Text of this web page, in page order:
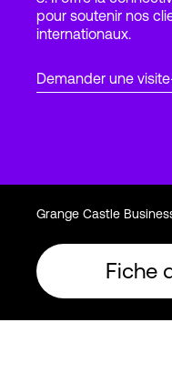
pour soutenir nos
internationaux.
Demander une visite
Grange Castle
Fiche